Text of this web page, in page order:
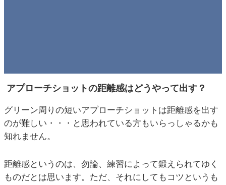
アプローチショットの距離感はどうやって出す？
グリーン周りの短いアプローチショットは距離感を出す
のが難しい・・・と思われている方もいらっしゃるかも
知れません。
距離感というのは、勿論、練習によって鍛えられてゆく
ものだとは思います。ただ、それにしてもコツというも